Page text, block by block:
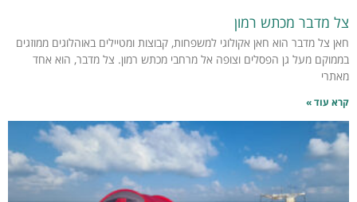
צל מדבר מכתש רמון
חאן צל מדבר הוא חאן אקולוגי למשפחות, קבוצות ומטיילים באוהלוגים ממוזגים
בממוקם מעל גן הפסלים וצופה אל מרחבי מכתש רמון. צל מדבר, הוא אחד
מאתרי
קרא עוד »